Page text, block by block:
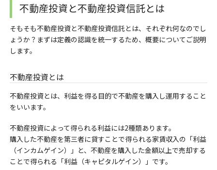
不動産投資と不動産投資信託とは
そもそも不動産投資と不動産投資信託とは、それぞれ何なのでし
ょうか？まずは定義の認識を統一するため、概要についてご説明
します。
不動産投資とは
不動産投資とは、利益を得る目的で不動産を購入し運用すること
をいいます。
不動産投資によって得られる利益には2種類あります。
購入した不動産を第三者に貸すことで得られる家賃収入の「利益
（インカムゲイン）」と、不動産を購入した金額以上で売却する
ことで得られる「利益（キャピタルゲイン）」です。